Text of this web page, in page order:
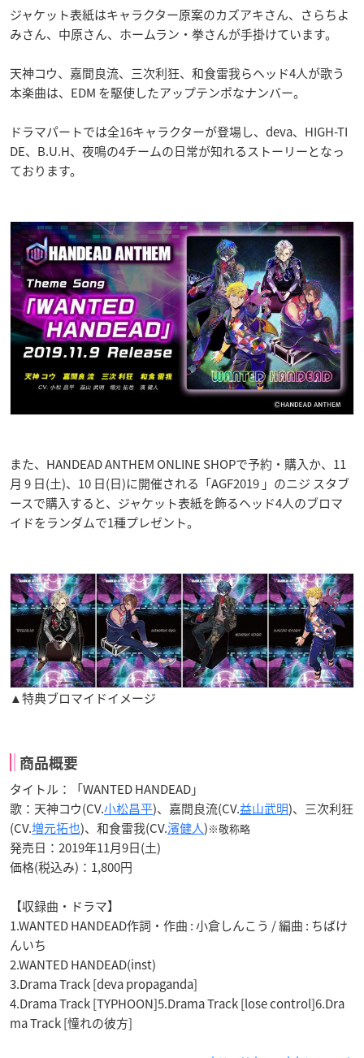
ジャケット表紙はキャラクター原案のカズアキさん、さらちよ
みさん、中原さん、ホームラン・拳さんが手掛けています。
天神コウ、嘉間良流、三次利狂、和食雷我らヘッド4人が歌う
本楽曲は、EDM を駆使したアップテンポなナンバー。
ドラマパートでは全16キャラクターが登場し、deva、HIGH-TI
DE、B.U.H、夜鳴の4チームの日常が知れるストーリーとなっ
ております。
また、HANDEAD ANTHEM ONLINE SHOPで予約・購入か、11
月 9 日(土)、10 日(日)に開催される「AGF2019 」のニジ スタブ
ースで購入すると、ジャケット表紙を飾るヘッド4人のブロマ
イドをランダムで1種プレゼント。
▲特典ブロマイドイメージ
商品概要
タイトル：「WANTED HANDEAD」
歌：天神コウ(CV.小松昌平)、嘉間良流(CV.益山武明)、三次利狂
(CV.増元拓也)、和食雷我(CV.濱健人)※敬称略
発売日：2019年11月9日(土)
価格(税込み)：1,800円
【収録曲・ドラマ】
1.WANTED HANDEAD作詞・作曲 : 小倉しんこう / 編曲 : ちばけ
んいち
2.WANTED HANDEAD(inst)
3.Drama Track [deva propaganda]
4.Drama Track [TYPHOON]5.Drama Track [lose control]6.Dra
ma Track [憧れの彼方]